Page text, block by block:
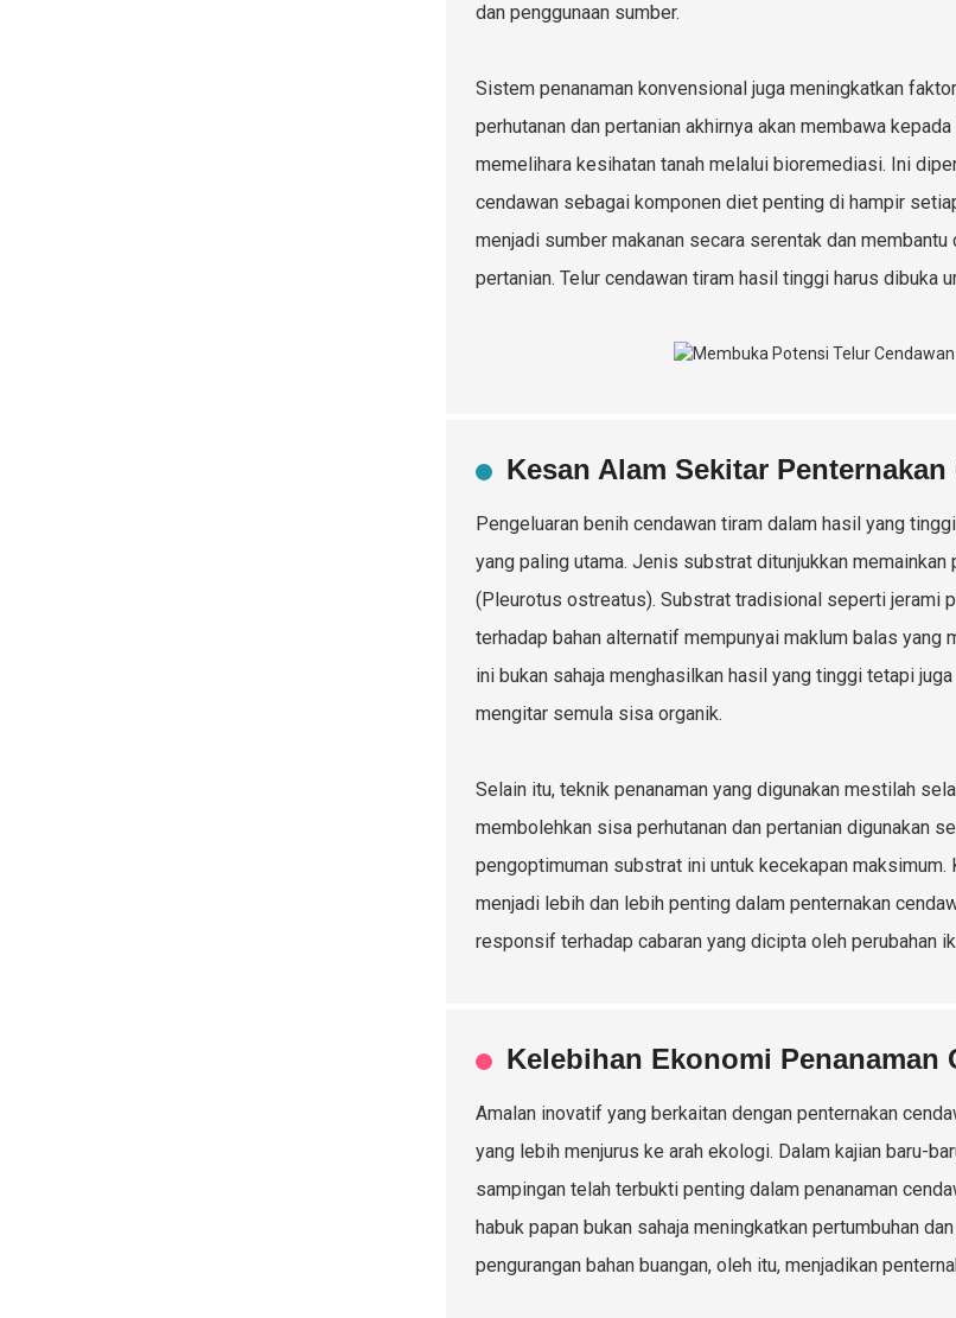
dan penggunaan sumber.
Sistem penanaman konvensional juga meningkatkan
perhutanan dan pertanian akhirnya akan membawa
memelihara kesihatan tanah melalui bioremediasi. Ini
cendawan sebagai komponen diet penting di hampir
menjadi sumber makanan secara serentak dan
pertanian. Telur cendawan tiram hasil tinggi harus dibuka
Kesan Alam Sekitar Penternakan
Pengeluaran benih cendawan tiram dalam hasil yang
yang paling utama. Jenis substrat ditunjukkan
(Pleurotus ostreatus). Substrat tradisional seperti jerami
terhadap bahan alternatif mempunyai maklum balas
ini bukan sahaja menghasilkan hasil yang tinggi tetapi
mengitar semula sisa organik.
Selain itu, teknik penanaman yang digunakan mestilah
membolehkan sisa perhutanan dan pertanian digunakan
pengoptimuman substrat ini untuk kecekapan maksimum.
menjadi lebih dan lebih penting dalam penternakan
responsif terhadap cabaran yang dicipta oleh perubahan
Kelebihan Ekonomi Penanaman
Amalan inovatif yang berkaitan dengan penternakan
yang lebih menjurus ke arah ekologi. Dalam kajian baru-
sampingan telah terbukti penting dalam penanaman
habuk papan bukan sahaja meningkatkan pertumbuhan
pengurangan bahan buangan, oleh itu, menjadikan